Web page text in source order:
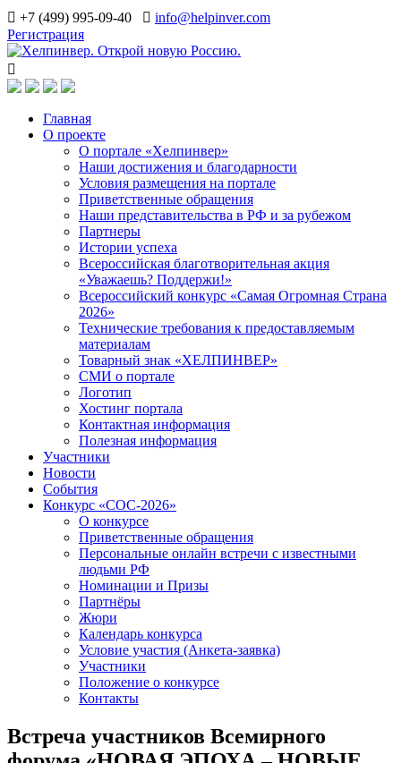
+7 (499) 995-09-40
info@helpinver.com
Регистрация
Главная
О проекте
О портале «Хелпинвер»
Наши достижения и благодарности
Условия размещения на портале
Приветственные обращения
Наши представительства в РФ и за рубежом
Партнеры
Истории успеха
Всероссийская благотворительная акция
«Уважаешь? Поддержи!»
Всероссийский конкурс «Самая Огромная Страна
2026»
Технические требования к предоставляемым
материалам
Товарный знак «ХЕЛПИНВЕР»
СМИ о портале
Логотип
Хостинг портала
Контактная информация
Полезная информация
Участники
Новости
События
Конкурс «СОС-2026»
О конкурсе
Приветственные обращения
Персональные онлайн встречи с известными
людьми РФ
Номинации и Призы
Партнёры
Жюри
Календарь конкурса
Условие участия (Анкета-заявка)
Участники
Положение о конкурсе
Контакты
Встреча участников Всемирного